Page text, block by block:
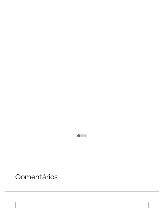
Comentários